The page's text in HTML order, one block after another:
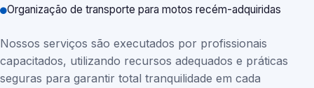
Organização de transporte para motos recém-adquiridas
Nossos serviços são executados por profissionais
capacitados, utilizando recursos adequados e práticas
seguras para garantir total tranquilidade em cada